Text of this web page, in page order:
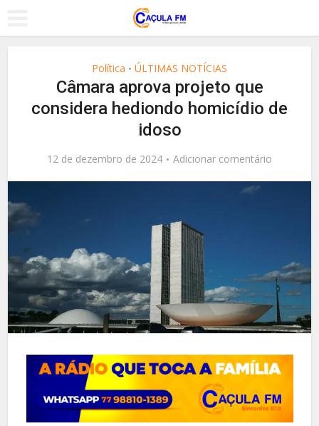
Política • ÚLTIMAS NOTÍCIAS
Câmara aprova projeto que
considera hediondo homicídio de
idoso
12 de dezembro de 2024 Adicionar comentário